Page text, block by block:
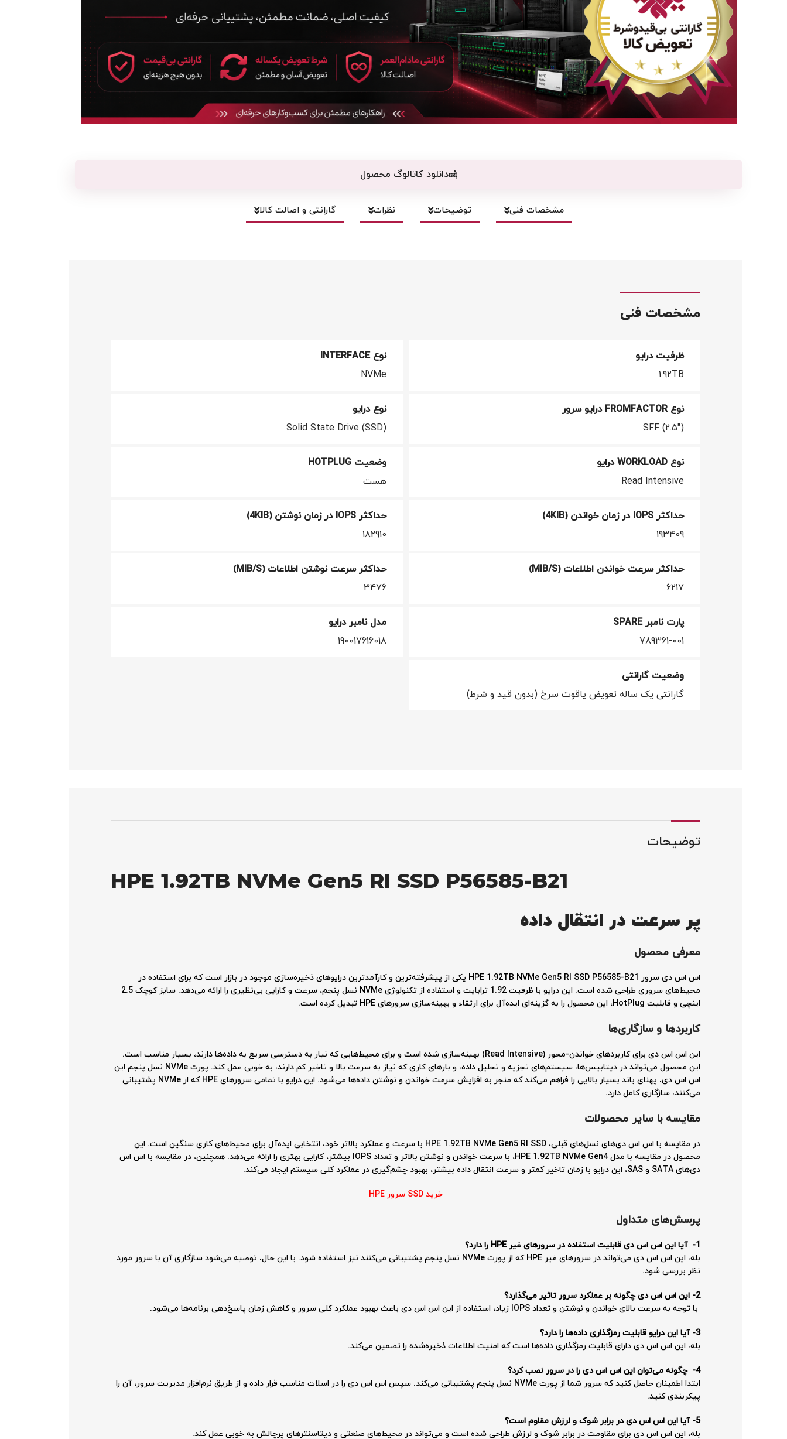
دانلود کاتالوگ محصول
مشخصات فنی توضیحات نظرات گارانتی و اصالت کالا
مشخصات فنی
ظرفیت درایو
1.92TB
نوع INTERFACE
NVMe
نوع FROMFACTOR درایو سرور
SFF (2.5")
نوع درایو
Solid State Drive (SSD)
نوع WORKLOAD درایو
Read Intensive
وضعیت HOTPLUG
هست
حداکثر IOPS در زمان خواندن (4KIB)
193409
حداکثر IOPS در زمان نوشتن (4KIB)
182910
حداکثر سرعت خواندن اطلاعات (MIB/S)
6217
حداکثر سرعت نوشتن اطلاعات (MIB/S)
3476
پارت نامبر SPARE
789361-001
مدل نامبر درایو
190017616018
وضعیت گارانتی
گارانتی یک ساله تعویض یاقوت سرخ (بدون قید و شرط)
توضیحات
HPE 1.92TB NVMe Gen5 RI SSD P56585-B21
پر سرعت در انتقال داده
معرفی محصول
اس اس دی سرور HPE 1.92TB NVMe Gen5 RI SSD P56585-B21 یکی از پیشرفته‌ترین و کارآمدترین درایوهای ذخیره‌سازی موجود در بازار است که برای استفاده در
محیط‌های سروری طراحی شده است. این درایو با ظرفیت 1.92 ترابایت و استفاده از تکنولوژی NVMe نسل پنجم، سرعت و کارایی بی‌نظیری را ارائه می‌دهد. سایز کوچک 2.5
اینچی و قابلیت HotPlug، این محصول را به گزینه‌ای ایده‌آل برای ارتقاء و بهینه‌سازی سرورهای HPE تبدیل کرده است.
کاربردها و سازگاری‌ها
این اس اس دی برای کاربردهای خواندن-محور (Read Intensive) بهینه‌سازی شده است و برای محیط‌هایی که نیاز به دسترسی سریع به داده‌ها دارند، بسیار مناسب است.
این محصول می‌تواند در دیتابیس‌ها، سیستم‌های تجزیه و تحلیل داده، و بارهای کاری که نیاز به سرعت بالا و تاخیر کم دارند، به خوبی عمل کند. پورت NVMe نسل پنجم این
اس اس دی، پهنای باند بسیار بالایی را فراهم می‌کند که منجر به افزایش سرعت خواندن و نوشتن داده‌ها می‌شود. این درایو با تمامی سرورهای HPE که از NVMe پشتیبانی
می‌کنند، سازگاری کامل دارد.
مقایسه با سایر محصولات
در مقایسه با اس اس دی‌های نسل‌های قبلی، HPE 1.92TB NVMe Gen5 RI SSD با سرعت و عملکرد بالاتر خود، انتخابی ایده‌آل برای محیط‌های کاری سنگین است. این
محصول در مقایسه با مدل HPE 1.92TB NVMe Gen4، با سرعت خواندن و نوشتن بالاتر و تعداد IOPS بیشتر، کارایی بهتری را ارائه می‌دهد. همچنین، در مقایسه با اس اس
دی‌های SATA و SAS، این درایو با زمان تاخیر کمتر و سرعت انتقال داده بیشتر، بهبود چشم‌گیری در عملکرد کلی سیستم ایجاد می‌کند.
خرید SSD سرور HPE
پرسش‌های متداول
1- آیا این اس اس دی قابلیت استفاده در سرورهای غیر
را دارد؟
بله، این اس اس دی می‌تواند در سرورهای غیر HPE که از پورت NVMe نسل پنجم پشتیبانی می‌کنند نیز استفاده شود. با این حال، توصیه می‌شود سازگاری آن با سرور مورد
نظر بررسی شود.
2- این اس اس دی چگونه بر عملکرد سرور تاثیر می‌گذارد؟
با توجه به سرعت بالای خواندن و نوشتن و تعداد IOPS زیاد، استفاده از این اس اس دی باعث بهبود عملکرد کلی سرور و کاهش زمان پاسخ‌دهی برنامه‌ها می‌شود.
3- آیا این درایو قابلیت رمزگذاری داده‌ها را دارد؟
بله، این اس اس دی دارای قابلیت رمزگذاری داده‌ها است که امنیت اطلاعات ذخیره‌شده را تضمین می‌کند.
4-
چگونه می‌توان این اس اس دی را در سرور نصب کرد؟
ابتدا اطمینان حاصل کنید که سرور شما از پورت NVMe نسل پنجم پشتیبانی می‌کند. سپس اس اس دی را در اسلات مناسب قرار داده و از طریق نرم‌افزار مدیریت سرور، آن را
پیکربندی کنید.
5- آیا این اس اس دی در برابر شوک و لرزش مقاوم است؟
بله، این اس اس دی برای مقاومت در برابر شوک و لرزش طراحی شده است و می‌تواند در محیط‌های صنعتی و دیتاسنترهای پرچالش به خوبی عمل کند.